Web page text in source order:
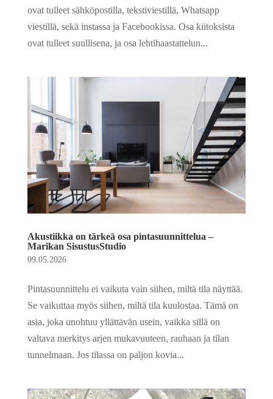
ovat tulleet sähköpostilla, tekstiviestillä, Whatsapp
viestillä, sekä instassa ja Facebookissa. Osa kiitoksista
ovat tulleet suullisena, ja osa lehtihaastattelun...
Akustiikka on tärkeä osa pintasuunnittelua –
Marikan SisustusStudio
09.05.2026
Pintasuunnittelu ei vaikuta vain siihen, miltä tila näyttää.
Se vaikuttaa myös siihen, miltä tila kuulostaa. Tämä on
asia, joka unohtuu yllättävän usein, vaikka sillä on
valtava merkitys arjen mukavuuteen, rauhaan ja tilan
tunnelmaan. Jos tilassa on paljon kovia...